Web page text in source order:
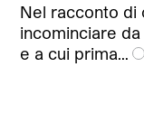
Nel racconto di
incominciare
e a cui prima…